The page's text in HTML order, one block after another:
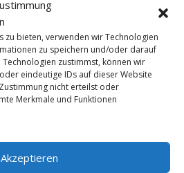
zu bieten, verwenden wir Technologien
zu speichern und/oder darauf
zustimmst, können wir
eindeutige IDs auf dieser Website
nicht erteilst oder
Merkmale und Funktionen
Akzeptieren